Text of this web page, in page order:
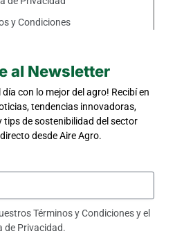
y Condiciones
al Newsletter
con lo mejor del agro! Recibí en
tendencias innovadoras,
tips de sostenibilidad del sector
desde Aire Agro.
Términos y Condicionesy el
de Privacidad.